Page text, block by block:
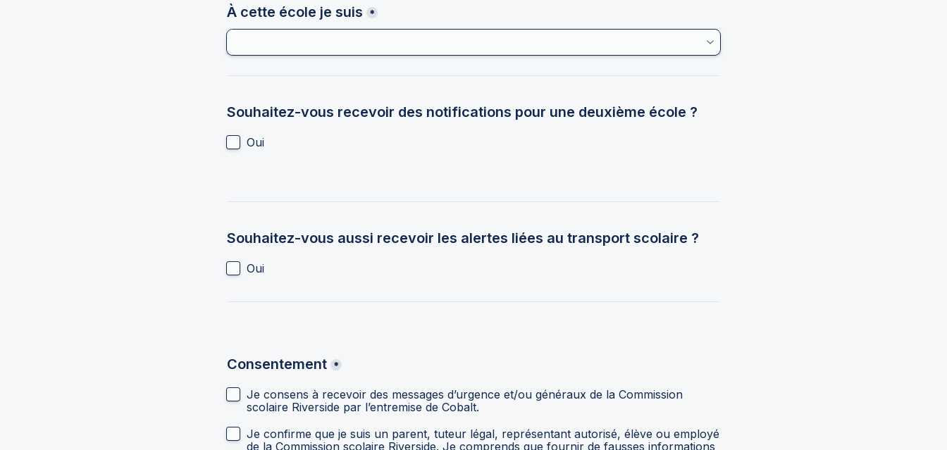
À cette école je suis *
Souhaitez-vous recevoir des notifications pour une deuxième école ?
Oui
Souhaitez-vous aussi recevoir les alertes liées au transport scolaire ?
Oui
Consentement *
Je consens à recevoir des messages d’urgence et/ou généraux de la Commission
Je confirme que je suis un parent, tuteur légal, représentant autorisé, élève ou employé
de la Commission scolaire Riverside. Je comprends que fournir de fausses informations